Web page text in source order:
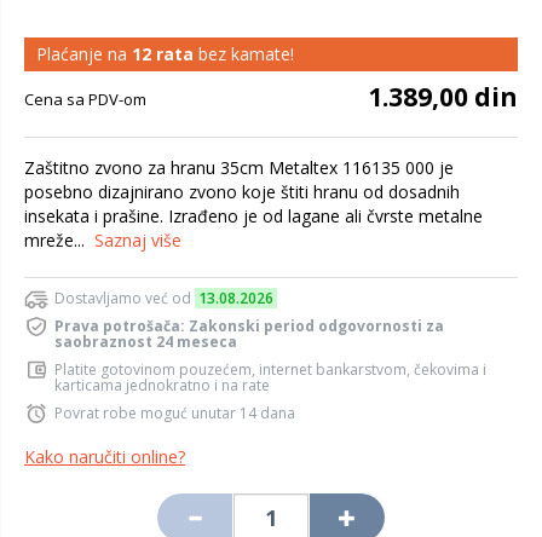
Plaćanje na 12 rata bez kamate!
Cena sa PDV-om 1.389,00 din
Zaštitno zvono za hranu 35cm Metaltex 116135 000 je
posebno dizajnirano zvono koje štiti hranu od dosadnih
insekata i prašine. Izrađeno je od lagane ali čvrste metalne
mreže... Saznaj više
Dostavljamo već od 13.08.2026
Prava potrošača: Zakonski period odgovornosti za
saobraznost 24 meseca
Platite gotovinom pouzećem, internet bankarstvom, čekovima i
karticama jednokratno i na rate
Povrat robe moguć unutar 14 dana
Kako naručiti online?